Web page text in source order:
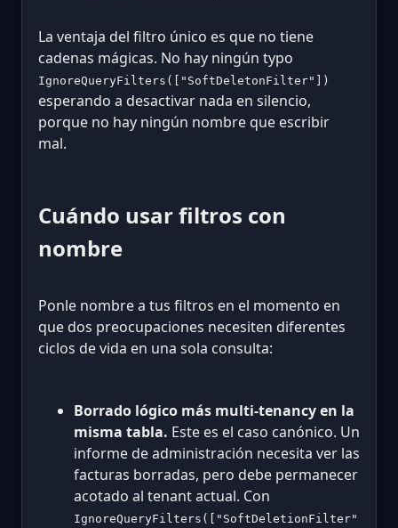
La ventaja del filtro único es que no tiene
cadenas mágicas. No hay ningún typo
IgnoreQueryFilters(["SoftDeletonFilter"])
esperando a desactivar nada en silencio,
porque no hay ningún nombre que escribir
mal.
Cuándo usar filtros con
nombre
Ponle nombre a tus filtros en el momento en
que dos preocupaciones necesiten diferentes
ciclos de vida en una sola consulta:
Borrado lógico más multi-tenancy en la
misma tabla. Este es el caso canónico. Un
informe de administración necesita ver las
facturas borradas, pero debe permanecer
acotado al tenant actual. Con
IgnoreQueryFilters(["SoftDeletionFilter"